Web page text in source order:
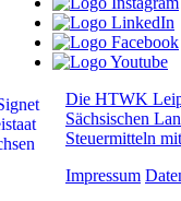
Die HTWK
Sächsischen
Steuermitteln
Impressum